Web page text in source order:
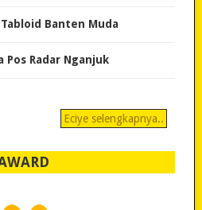
Banten Muda
Pos Radar Nganjuk
Eciye selengkapnya..